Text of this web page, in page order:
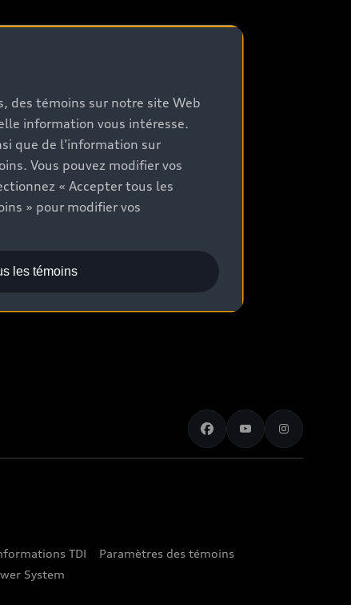
TDI
Paramètres des témoins
System
des témoins sur notre site Web
information vous intéresse.
que de l’information sur
Vous pouvez modifier vos
« Accepter tous les
» pour modifier vos
les témoins